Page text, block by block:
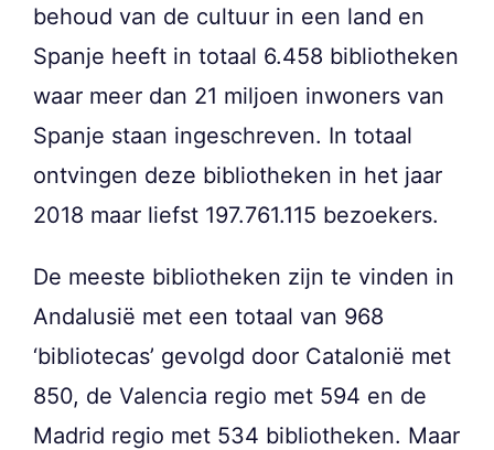
behoud van de cultuur in een land en
Spanje heeft in totaal 6.458 bibliotheken
waar meer dan 21 miljoen inwoners van
Spanje staan ingeschreven. In totaal
ontvingen deze bibliotheken in het jaar
2018 maar liefst 197.761.115 bezoekers.
De meeste bibliotheken zijn te vinden in
Andalusië met een totaal van 968
‘bibliotecas’ gevolgd door Catalonië met
850, de Valencia regio met 594 en de
Madrid regio met 534 bibliotheken. Maar